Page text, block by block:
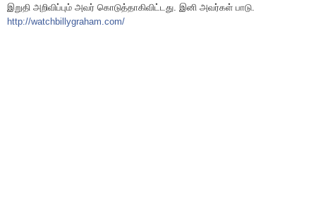
இறுதி அறிவிப்பும் அவர் கொடுத்தாகிவிட்டது. இனி அவர்கள் பாடு.
http://watchbillygraham.com/